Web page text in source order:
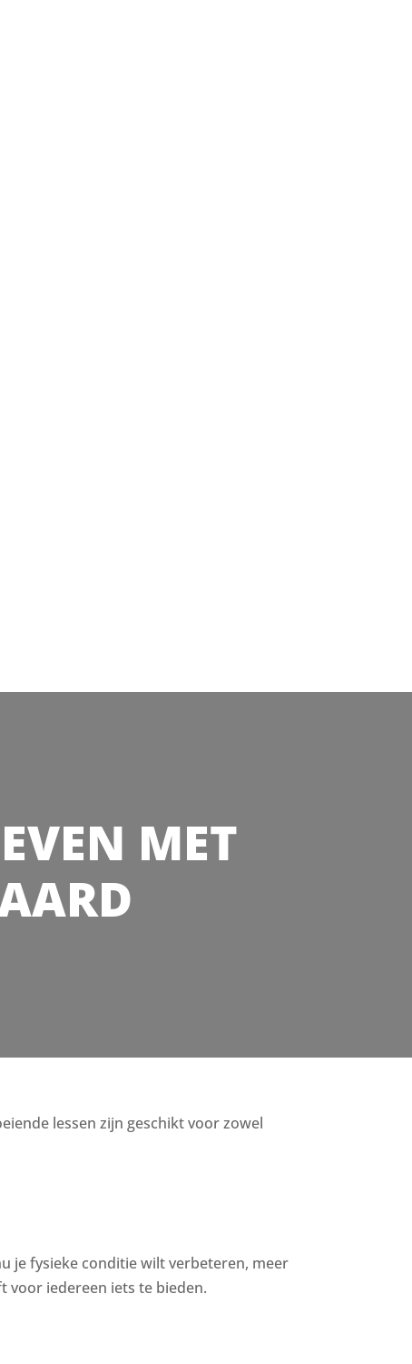
MET
lessen zijn geschikt voor zowel
je fysieke conditie wilt verbeteren, meer
voor iedereen iets te bieden.